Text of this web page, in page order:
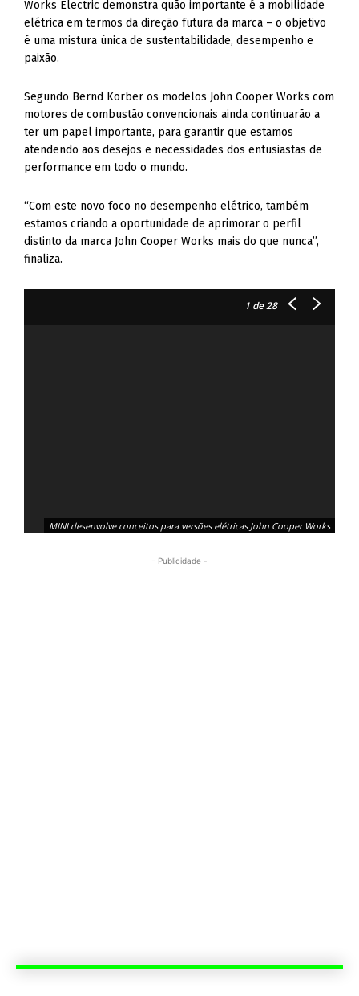
Works Electric demonstra quão importante é a mobilidade
elétrica em termos da direção futura da marca – o objetivo
é uma mistura única de sustentabilidade, desempenho e
paixão.
Segundo Bernd Körber os modelos John Cooper Works com
motores de combustão convencionais ainda continuarão a
ter um papel importante, para garantir que estamos
atendendo aos desejos e necessidades dos entusiastas de
performance em todo o mundo.
“Com este novo foco no desempenho elétrico, também
estamos criando a oportunidade de aprimorar o perfil
distinto da marca John Cooper Works mais do que nunca”,
finaliza.
1de 28
MINI desenvolve conceitos para versões elétricas John Cooper Works
- Publicidade -